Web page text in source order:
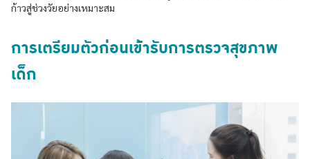
ก้าวสู่ช่วงวัยอย่างเหมาะสม
การเตรียมตัวก่อนเข้ารับการตรวจสุขภาพ
เด็ก